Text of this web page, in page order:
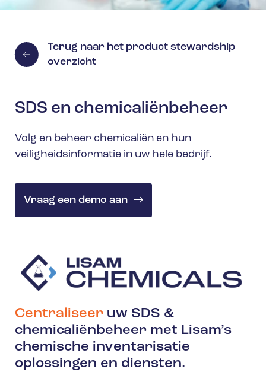
Terug naar het product stewardship
overzicht
SDS en chemicaliënbeheer
Volg en beheer chemicaliën en hun
veiligheidsinformatie in uw hele bedrijf.
Vraag een demo aan
Centraliseer uw SDS &
chemicaliënbeheer met Lisam’s
chemische inventarisatie
oplossingen en diensten.